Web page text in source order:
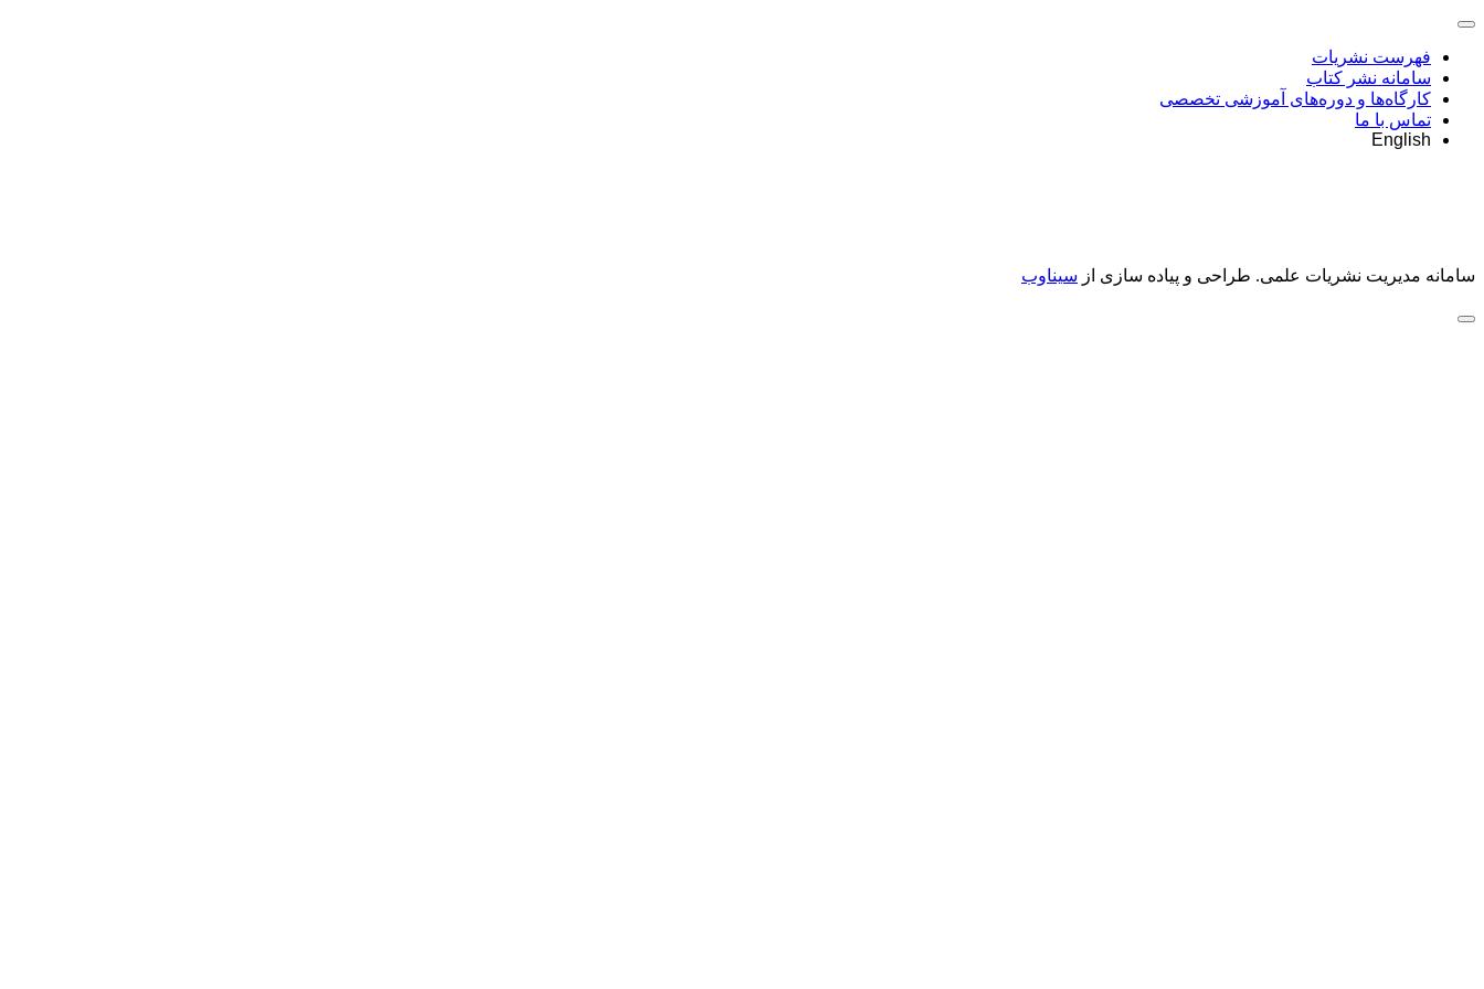
فهرست نشریات
سامانه نشر کتاب
کارگاه‌ها و دوره‌های آموزشی تخصصی
تماس با ما
English
سامانه مدیریت نشریات علمی. طراحی و پیاده سازی از سیناوب